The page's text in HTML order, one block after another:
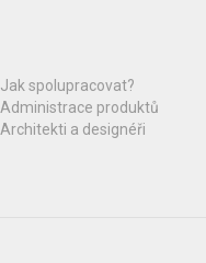
Jak spolupracovat?
Administrace produktů
Architekti a designéři